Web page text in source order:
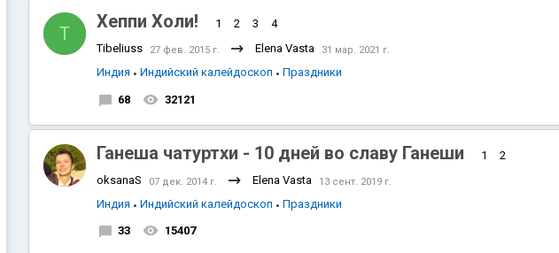
Хеппи Холи! 1 2 3 4
T
Tibeliuss 27 фев. 2015 г. Elena Vasta 31 мар. 2021 г.
Индия Индийский калейдоскоп Праздники
68 32121
Ганеша чатуртхи - 10 дней во славу Ганеши 1
2
oksanaS
07 дек. 2014 г. Elena Vasta 13 сент. 2019 г.
Индия Индийский калейдоскоп
Праздники
33
15407